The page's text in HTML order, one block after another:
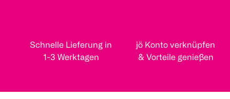
Schnelle Lieferung in
1-3 Werktagen
jö Konto verknüpfen
& Vorteile genießen